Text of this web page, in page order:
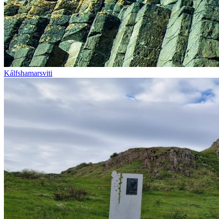
Kálfshamarsviti